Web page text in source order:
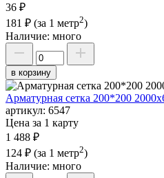
36 ₽
181 ₽ (за 1 метр2)
Наличие: много
в корзину
Арматурная сетка 200*200
артикул: 6547
Цена за 1 карту
1 488 ₽
124 ₽ (за 1 метр2)
Наличие: много